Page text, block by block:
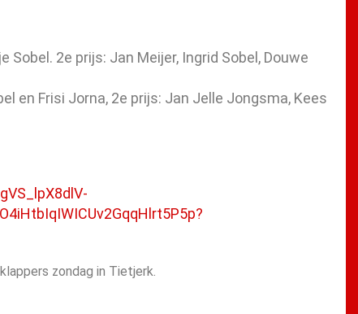
2e prijs: Jan Meijer, Ingrid Sobel, Douwe
en Frisi Jorna, 2e prijs: Jan Jelle Jongsma, Kees
zondag in Tietjerk.